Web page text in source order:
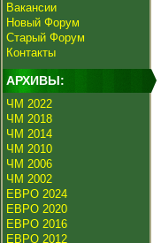
Вакансии
Новый Форум
Старый Форум
Контакты
АРХИВЫ:
ЧМ 2022
ЧМ 2018
ЧМ 2014
ЧМ 2010
ЧМ 2006
ЧМ 2002
ЕВРО 2024
ЕВРО 2020
ЕВРО 2016
ЕВРО 2012